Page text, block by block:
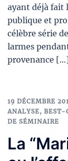
ayant déjà fait
publique et
célèbre série
larmes
provenance
19 DÉCEMBRE
ANALYSE, BEST-
DE SÉMINAIRE
La